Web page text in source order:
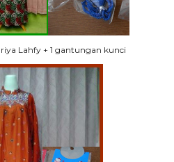
Lahfy + 1 gantungan kunci